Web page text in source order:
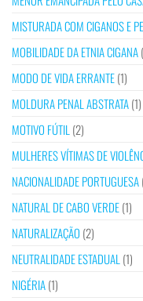
MISTURADA COM CIGANOS E
MOBILIDADE DA ETNIA CIGANA
MODO DE VIDA ERRANTE(1)
MOLDURA PENAL ABSTRATA(1)
MOTIVO FÚTIL (2)
MULHERES VÍTIMAS DE
NACIONALIDADE PORTUGUESA
NATURAL DE CABO VERDE(1)
NATURALIZAÇÃO (2)
NEUTRALIDADE ESTADUAL (1)
NIGÉRIA(1)